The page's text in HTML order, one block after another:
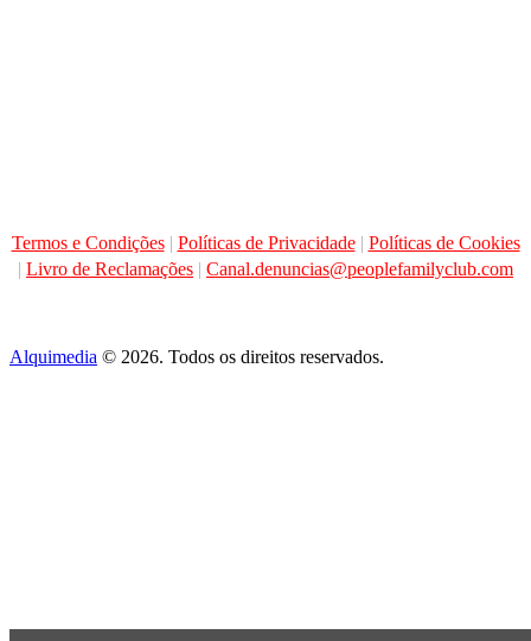
Termos e Condições| Políticas de Privacidade| Políticas de Cookies
| Livro de Reclamações | Canal.denuncias@peoplefamilyclub.com
Alquimedia © 2026. Todos os direitos reservados.